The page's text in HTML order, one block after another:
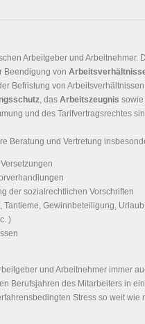
Arbeitgeber und Arbeitnehmer.
Beendigung von
Befristung von
, das Arbeitszeugnis sowie
und des Tarifvertragsrechtes
Beratung und Vertretung
der sozialrechtlichen Vorschriften
Gewinnbeteiligung,
)
und Arbeitnehmer immer
Berufsjahren des Mitarbeiters in
Stress so weit wie